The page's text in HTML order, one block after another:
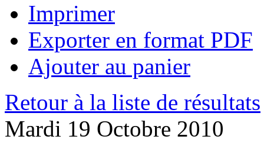
Imprimer
Exporter en format PDF
Ajouter au panier
Retour à la liste de résultats
Mardi 19 Octobre 2010